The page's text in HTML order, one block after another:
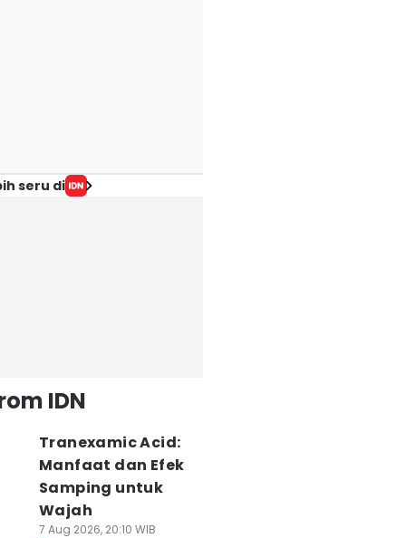
seru di
IDN
Tranexamic Acid:
Manfaat dan Efek
Samping untuk
Wajah
7 Aug 2026, 20:10 WIB